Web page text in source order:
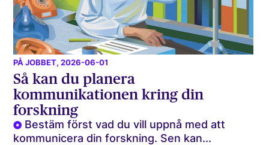
PÅ JOBBET, 2026-06-01
Så kan du planera
kommunikationen kring din
forskning
Bestäm först vad du vill uppnå med att
kommunicera din forskning. Sen kan...